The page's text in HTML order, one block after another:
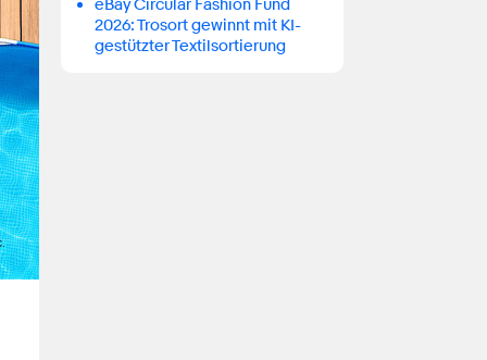
eBay Circular Fashion Fund
2026: Trosort gewinnt mit KI-
gestützter Textilsortierung